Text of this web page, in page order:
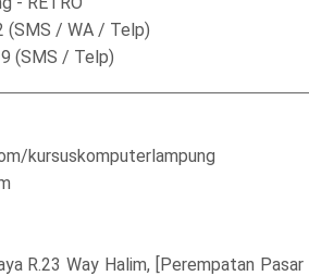
(SMS / WA / Telp)
(SMS / Telp)
kursuskomputerlampung
R.23 Way Halim, [Perempatan